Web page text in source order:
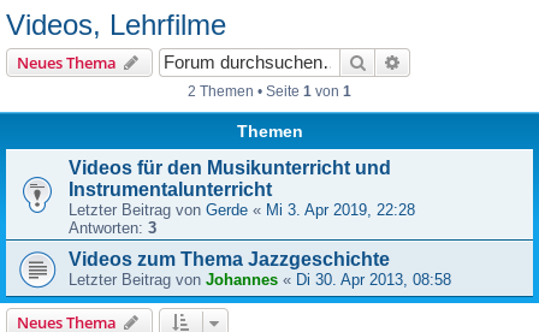
e
Videos, Lehrfilme
Neues Thema Suche
2 Themen • Seite 1 von 1
Themen
Videos für den Musikunterricht und
Instrumentalunterricht
Letzter Beitrag von Gerde « Mi 3. Apr 2019, 22:28
Antworten: 3
Videos zum Thema Jazzgeschichte
Letzter Beitrag von Johannes « Di 30. Apr 2013, 08:58
Neues Thema